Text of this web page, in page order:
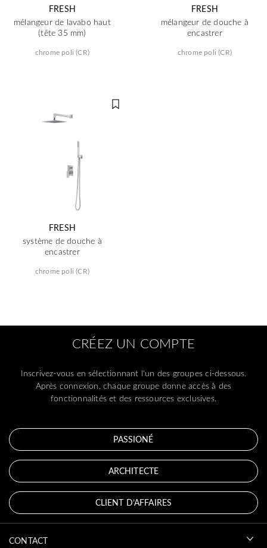
FRESH
mélangeur de lavabo haut
(tête 35 mm)
chrome poli (CR)
FRESH
mélangeur de douche à
encastrer
chrome poli (CR)
FRESH
système de douche à
encastrer
chrome poli (CR)
CRÉEZ UN COMPTE
Inscrivez-vous en sélectionnant l'un des groupes ci-dessous.
Après connexion, chaque groupe donne accès à des
fonctionnalités et des ressources exclusives.
PASSIONÉ
ARCHITECTE
CLIENT D’AFFAIRES
CONTACT